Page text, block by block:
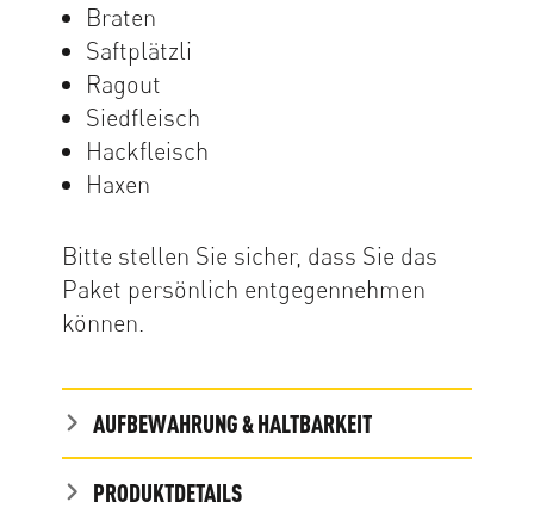
Braten
Saftplätzli
Ragout
Siedfleisch
Hackfleisch
Haxen
Bitte stellen Sie sicher, dass Sie das
Paket persönlich entgegennehmen
können.
AUFBEWAHRUNG & HALTBARKEIT
PRODUKTDETAILS